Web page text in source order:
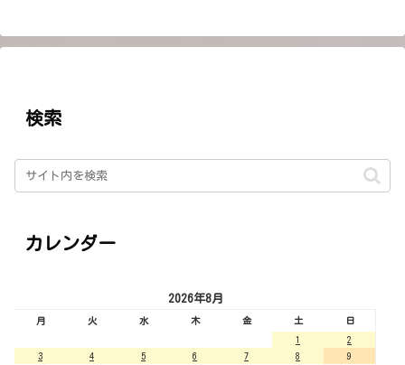
検索
カレンダー
2026年8月
月 火 水 木 金 土 日
1
2
3
4 5 6 7 8
9